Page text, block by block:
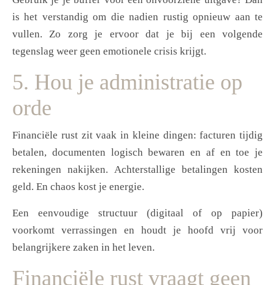
is het verstandig om die nadien rustig opnieuw aan te
vullen. Zo zorg je ervoor dat je bij een volgende
tegenslag weer geen emotionele crisis krijgt.
5. Hou je administratie op
orde
Financiële rust zit vaak in kleine dingen: facturen tijdig
betalen, documenten logisch bewaren en af en toe je
rekeningen nakijken. Achterstallige betalingen kosten
geld. En chaos kost je energie.
Een eenvoudige structuur (digitaal of op papier)
voorkomt verrassingen en houdt je hoofd vrij voor
belangrijkere zaken in het leven.
Financiële rust vraagt geen